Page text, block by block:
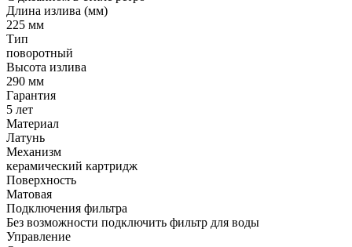
Длина излива (мм)
225 мм
Тип
поворотный
Высота излива
290 мм
Гарантия
5 лет
Материал
Латунь
Механизм
керамический картридж
Поверхность
Матовая
Подключения фильтра
Без возможности подключить фильтр для воды
Управление